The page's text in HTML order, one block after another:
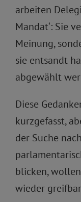
arbeiten
Mandat‘: Sie
Meinung,
sie entsandt
abgewählt
Diese
kurzgefasst,
der Suche
blicken,
wieder